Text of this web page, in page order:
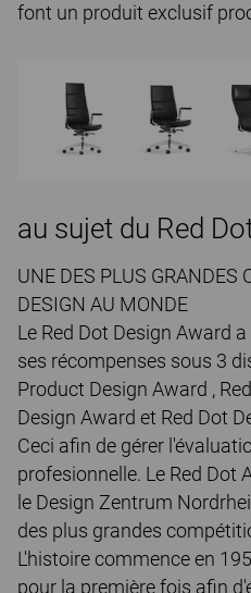
font un produit exclusif
au sujet du Red
UNE DES PLUS GRANDES
DESIGN AU MONDE
Le Red Dot Design Award
ses récompenses sous 3
Product Design Award ,
Design Award et Red Dot
Ceci afin de gérer
profesionnelle. Le Red Dot
le Design Zentrum
des plus grandes
L'histoire commence en
pour la première fois afin